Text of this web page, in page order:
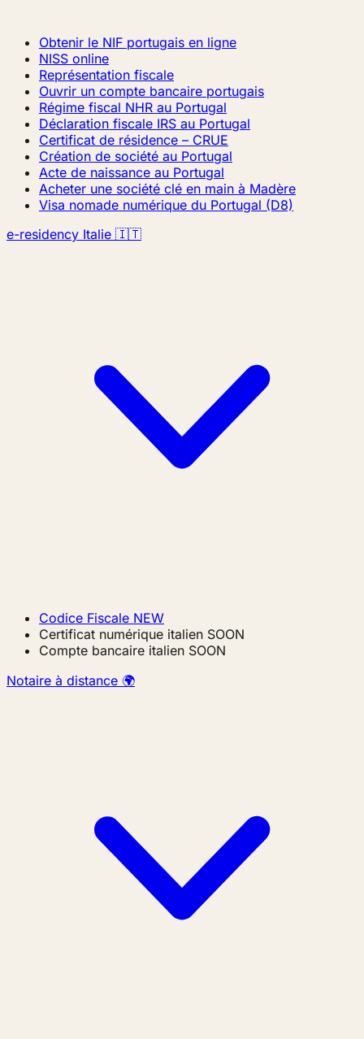
Obtenir le NIF portugais en ligne
NISS online
Représentation fiscale
Ouvrir un compte bancaire portugais
Régime fiscal NHR au Portugal
Déclaration fiscale IRS au Portugal
Certificat de résidence – CRUE
Création de société au Portugal
Acte de naissance au Portugal
Acheter une société clé en main à Madère
Visa nomade numérique du Portugal (D8)
e-residency Italie 🇮🇹
Codice Fiscale NEW
Certificat numérique italien SOON
Compte bancaire italien SOON
Notaire à distance 🌍